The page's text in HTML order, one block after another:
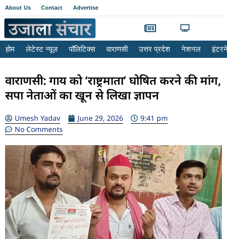
About Us Contact Advertise
होम लेटेस्ट न्यूज़ पॉलिटिक्स वाराणसी उत्तर प्रदेश नेशनल
वाराणसी: गाय को ‘राष्ट्रमाता’ घोषित करने की मांग,
सपा नेताओं का खून से लिखा ज्ञापन
Umesh Yadav June 29, 2026
9:41 pm
No Comments